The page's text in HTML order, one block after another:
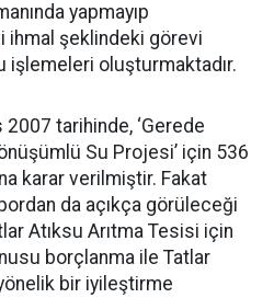
yapmayıp
ihmal şeklindeki görevi
işlemeleri oluşturmaktadır.
2007 tarihinde, ‘Gerede
Su Projesi’ için 536
karar verilmiştir. Fakat
da açıkça görüleceği
Atıksu Arıtma Tesisi için
borçlanma ile Tatlar
bir iyileştirme